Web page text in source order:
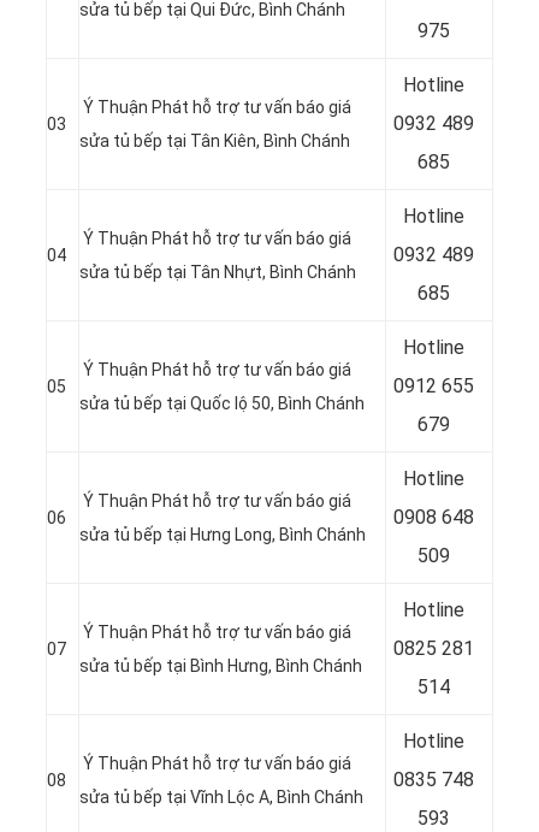
sửa tủ bếp tại Qui Đức, Bình Chánh
975
03
Ý Thuận Phát hỗ trợ tư vấn báo giá
sửa tủ bếp tại Tân Kiên, Bình Chánh
Hotline
0932 489
685
04
Ý Thuận Phát hỗ trợ tư vấn báo giá
sửa tủ bếp tại Tân Nhựt, Bình Chánh
Hotline
0932 489
685
05
Ý Thuận Phát hỗ trợ tư vấn báo giá
sửa tủ bếp tại Quốc lộ 50, Bình Chánh
Hotline
0912 655
679
06
Ý Thuận Phát hỗ trợ tư vấn báo giá
sửa tủ bếp tại Hưng Long, Bình Chánh
Hotline
0908 648
509
07
Ý Thuận Phát hỗ trợ tư vấn báo giá
sửa tủ bếp tại Bình Hưng, Bình Chánh
Hotline
0825 281
514
08
Ý Thuận Phát hỗ trợ tư vấn báo giá
sửa tủ bếp tại Vĩnh Lộc A, Bình Chánh
Hotline
0835 748
593